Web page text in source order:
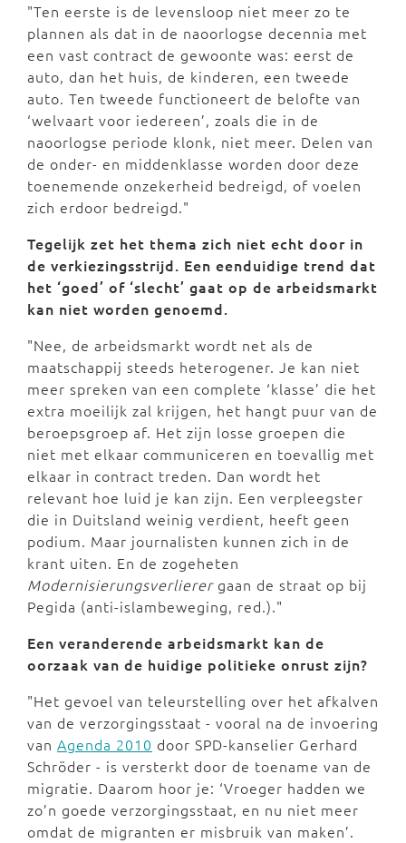
"Ten eerste is de levensloop niet meer zo te
plannen als dat in de naoorlogse decennia met
een vast contract de gewoonte was: eerst de
auto, dan het huis, de kinderen, een tweede
auto. Ten tweede functioneert de belofte van
‘welvaart voor iedereen’, zoals die in de
naoorlogse periode klonk, niet meer. Delen van
de onder- en middenklasse worden door deze
toenemende onzekerheid bedreigd, of voelen
zich erdoor bedreigd."
Tegelijk zet het thema zich niet echt door in
de verkiezingsstrijd. Een eenduidige trend dat
het ‘goed’ of ‘slecht’ gaat op de arbeidsmarkt
kan niet worden genoemd.
"Nee, de arbeidsmarkt wordt net als de
maatschappij steeds heterogener. Je kan niet
meer spreken van een complete ‘klasse’ die het
extra moeilijk zal krijgen, het hangt puur van de
beroepsgroep af. Het zijn losse groepen die
niet met elkaar communiceren en toevallig met
elkaar in contract treden. Dan wordt het
relevant hoe luid je kan zijn. Een verpleegster
die in Duitsland weinig verdient, heeft geen
podium. Maar journalisten kunnen zich in de
krant uiten. En de zogeheten
Modernisierungsverlierergaan de straat op bij
Pegida (anti-islambeweging, red.)."
Een veranderende arbeidsmarkt kan de
oorzaak van de huidige politieke onrust zijn?
"Het gevoel van teleurstelling over het afkalven
van de verzorgingsstaat - vooral na de invoering
van Agenda 2010 door SPD-kanselier Gerhard
Schröder - is versterkt door de toename van de
migratie. Daarom hoor je: ‘Vroeger hadden we
zo’n goede verzorgingsstaat, en nu niet meer
omdat de migranten er misbruik van maken’.